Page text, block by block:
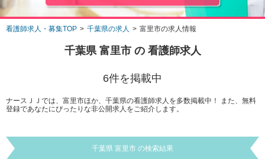
看護師求人・募集TOP 千葉県の求人 富里市の求人情報
千葉県 富里市の 看護師求人
6件を掲載中
ナースＪＪでは、富里市ほか、千葉県の看護師求人を多数掲載中！ また、無料
登録であなたにぴったりな非公開求人をご紹介します。
千葉県 富里市 の検索結果